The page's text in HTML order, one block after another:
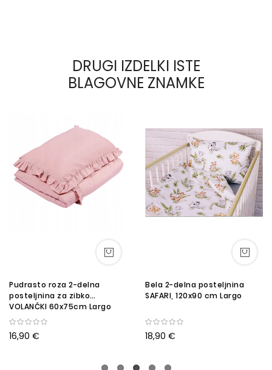
DRUGI IZDELKI ISTE
BLAGOVNE ZNAMKE
Pudrasto roza 2-delna
posteljnina za zibko
VOLANČKI 60x75cm Largo
16,90 €
Bela 2-delna posteljnina
SAFARI, 120x90 cm Largo
18,90 €